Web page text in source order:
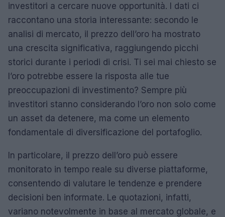
investitori a cercare nuove opportunità. I dati ci
raccontano una storia interessante: secondo le
analisi di mercato, il prezzo dell’oro ha mostrato
una crescita significativa, raggiungendo picchi
storici durante i periodi di crisi. Ti sei mai chiesto se
l’oro potrebbe essere la risposta alle tue
preoccupazioni di investimento? Sempre più
investitori stanno considerando l’oro non solo come
un asset da detenere, ma come un elemento
fondamentale di diversificazione del portafoglio.
In particolare, il prezzo dell’oro può essere
monitorato in tempo reale su diverse piattaforme,
consentendo di valutare le tendenze e prendere
decisioni ben informate. Le quotazioni, infatti,
variano notevolmente in base al mercato globale, e